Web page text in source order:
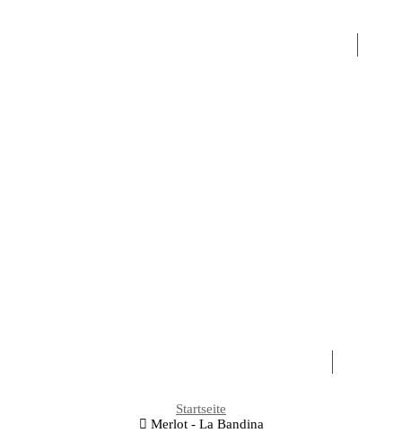
Startseite
Merlot - La Bandina